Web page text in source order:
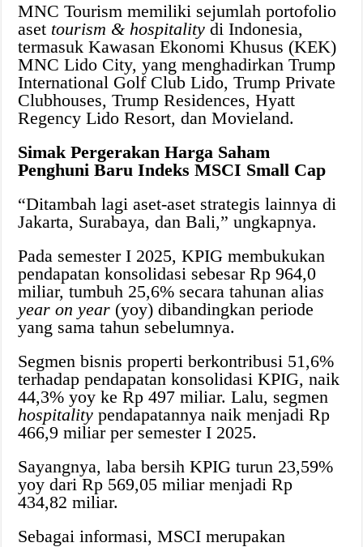
MNC Tourism memiliki sejumlah portofolio
aset tourism & hospitalitydi Indonesia,
termasuk Kawasan Ekonomi Khusus (KEK)
MNC Lido City, yang menghadirkan Trump
International Golf Club Lido, Trump Private
Clubhouses, Trump Residences, Hyatt
Regency Lido Resort, dan Movieland.
Simak Pergerakan Harga Saham
Penghuni Baru Indeks MSCI Small Cap
“Ditambah lagi aset-aset strategis lainnya di
Jakarta, Surabaya, dan Bali,” ungkapnya.
Pada semester I 2025, KPIG membukukan
pendapatan konsolidasi sebesar Rp 964,0
miliar, tumbuh 25,6% secara tahunan alias
year on year (yoy) dibandingkan periode
yang sama tahun sebelumnya.
Segmen bisnis properti berkontribusi 51,6%
terhadap pendapatan konsolidasi KPIG, naik
44,3% yoy ke Rp 497 miliar. Lalu, segmen
hospitality pendapatannya naik menjadi Rp
466,9 miliar per semester I 2025.
Sayangnya, laba bersih KPIG turun 23,59%
yoy dari Rp 569,05 miliar menjadi Rp
434,82 miliar.
Sebagai informasi, MSCI merupakan